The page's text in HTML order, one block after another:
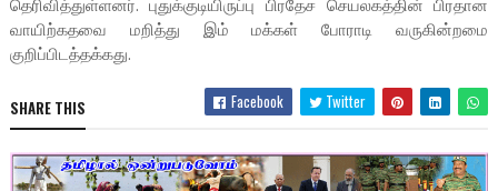
தெரிவித்துள்ளனர். புதுக்குடியிருப்பு பிரதேச செயலகத்தின் பிரதான
வாயிற்கதவை மறித்து இம் மக்கள் போராடி வருகின்றமை
குறிப்பிடத்தக்கது.
SHARE THIS Facebook Twitter